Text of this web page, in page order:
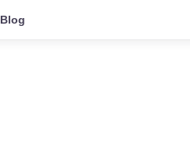
Blog